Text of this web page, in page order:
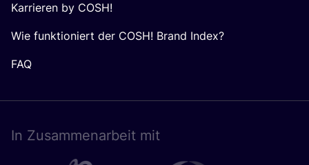
Karrieren by COSH!
Wie funktioniert der COSH! Brand Index?
FAQ
In Zusam­men­ar­beit mit